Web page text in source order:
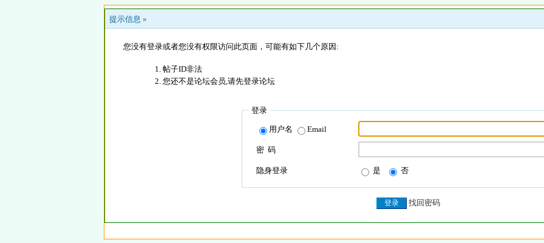
提示信息 »
您没有登录或者您没有权限访问此页面，可能有如下几个原因:
帖子ID非法
您还不是论坛会员,请先登录论坛
登录
用户名 Email
密 码
隐身登录 是 否
找回密码